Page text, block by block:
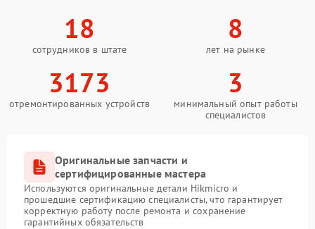
18
сотрудников в штате
8
лет на рынке
3173
отремонтированных устройств
3
минимальный опыт работы
специалистов
Оригинальные запчасти и
сертифицированные мастера
Используются оригинальные детали Hikmicro и
прошедшие сертификацию специалисты, что гарантирует
корректную работу после ремонта и сохранение
гарантийных обязательств